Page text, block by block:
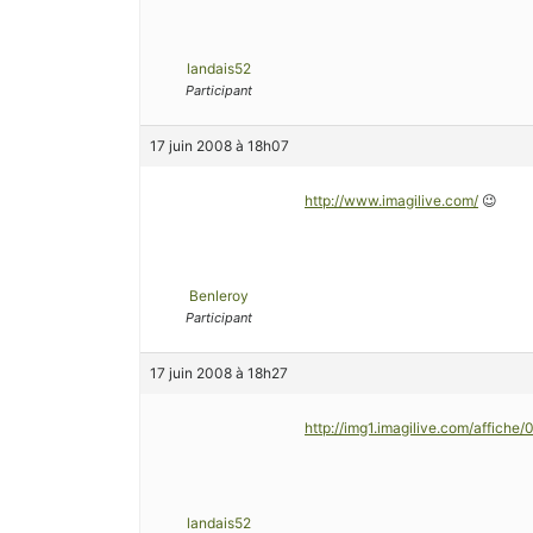
landais52
Participant
17 juin 2008 à 18h07
Benleroy
Participant
http://www.imagilive.com/ 😉
17 juin 2008 à 18h27
landais52
http://img1.imagilive.com/affiche/